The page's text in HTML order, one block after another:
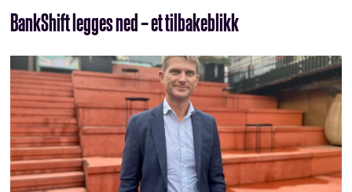
BankShift legges ned – et tilbakeblikk